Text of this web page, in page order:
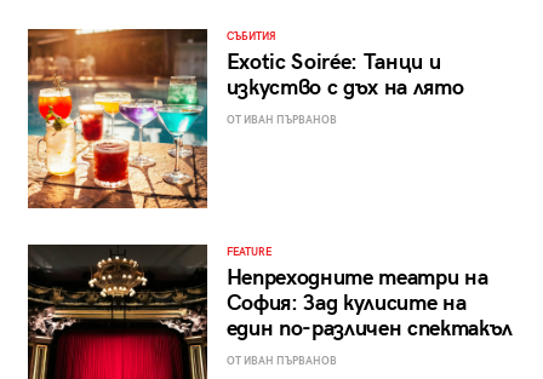
СЪБИТИЯ
Exotic Soirée: Танци и
изкуство с дъх на лято
ОТ ИВАН ПЪРВАНОВ
FEATURE
Непреходните театри на
София: Зад кулисите на
един по-различен спектакъл
ОТ ИВАН ПЪРВАНОВ